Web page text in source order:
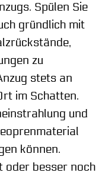
Spülen Sie
gründlich mit
zu
stets an
im Schatten.
und
können.
oder besser noch